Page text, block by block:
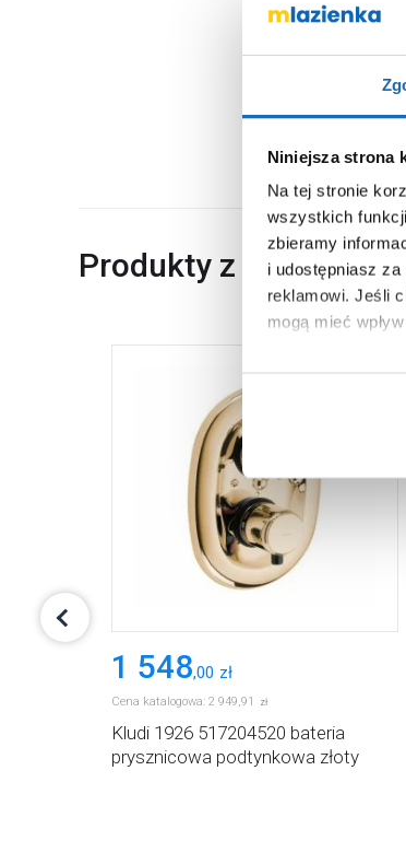
Niniejsza strona
Na tej stronie
wszystkich
zbieramy
i udostępniasz
reklamowi. Jeśli
mogą mieć
Aby uzyskać
Kod EAN
Wymiary z
Waga z
Dane producenta
Produkty z serii
1 548,00 zł
Cena katalogowa: 2 949,91 zł
Kludi 1926 517204520 bateria
prysznicowa podtynkowa złoty